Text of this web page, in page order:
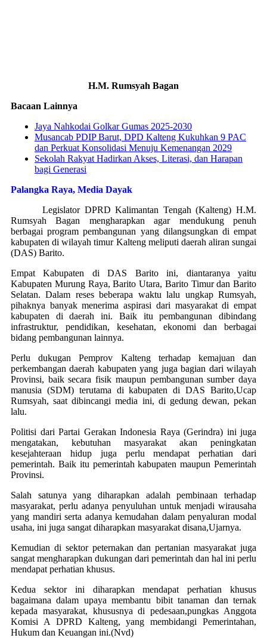
H.M. Rumsyah Bagan
Bacaan Lainnya
Jaya Nahkodai Golkar Gumas 2025-2030
Musancab PDIP Barut, DPD Kalteng Kukuhkan 9 PAC
dan Perkuat Konsolidasi Menuju Kemenangan 2029
Sekolah Rakyat Hadirkan Akses, Literasi, dan Harapan
bagi Generasi
Palangka Raya, Media Dayak
Legislator DPRD Kalimantan Tengah (Kalteng) H.M.
Rumsyah Bagan mengharapkan agar mendukung penuh
berbagai program pembangunan yang dilangsungkan di empat
kabupaten di wilayah timur Kalteng meliputi daerah aliran sungai
(DAS) Barito.
Empat Kabupaten di DAS Barito ini, diantaranya yaitu
Kabupaten Murung Raya, Barito Utara, Barito Timur dan Barito
Selatan. Dalam reses beberapa waktu lalu ungkap Rumsyah,
pihaknya banyak menerima aspirasi dari masyarakat di empat
kabupaten di daerah ini. Baik itu pembangunan dibindang
infrastruktur, pendidikan, kesehatan, ekonomi dan berbagai
bidang pembangunan lainnya.
Perlu dukugan Pemprov Kalteng terhadap kemajuan dan
perkembangan daerah kabupaten yang juga bagian dari wilayah
Provinsi, baik secara fisik maupun pembangunan sumber daya
manusia (SDM) terutama di kabupaten di DAS Barito,Ucap
Rumsyah, saat dibincangi media ini, di gedung dewan, pekan
lalu.
Politisi dari Partai Gerakan Indonesia Raya (Gerindra) ini juga
mengatakan, kebutuhan masyarakat akan peningkatan
kesejahteraan hidup juga perlu mendapat perhatian dari
pemerintah. Baik itu pemerintah kabupaten maupun Pemerintah
Provinsi.
Salah satunya yang diharapkan adalah pembinaan terhadap
masyarakat, perlu adanya penyuluhan untuk menjadi wirausaha
yang mandiri serta adanya kemudahan dalam penyaluran modal
usaha, ini juga sangat diharapkan masyarakat disana,Ujarnya.
Kemudian di sektor peternakan dan pertanian masyarakat juga
sangat mengharapkan dukungan dari pemerintah dan hal ini perlu
mendapat perhatian khusus.
Kedua sektor ini diharapkan mendapat perhatian khusus
bagaimana dalam upaya membantu bibit tanaman dan ternak
kepada masyarakat, khususnya di pedesaan,pungkas Anggota
Komisi A DPRD Kalteng, yang membidangi Pemerintahan,
Hukum dan Keuangan ini.(Nvd)